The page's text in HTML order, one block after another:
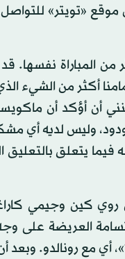
«تويتر» للتواصل
المباراة نفسها. قد
أكثر من الشيء
أن أؤكد أن
وليس لديه أي
يتعلق بالتعليق
روي كين وجيمي
العريضة على
أي مع رونالدو.